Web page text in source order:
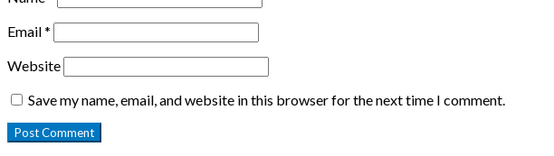
Email*
Website
Save my name, email, and website in this browser for the next time I comment.